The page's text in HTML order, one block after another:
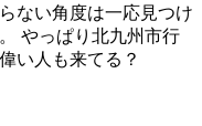
ない角度は一応見つけ
やっぱり北九州市行
い人も来てる？